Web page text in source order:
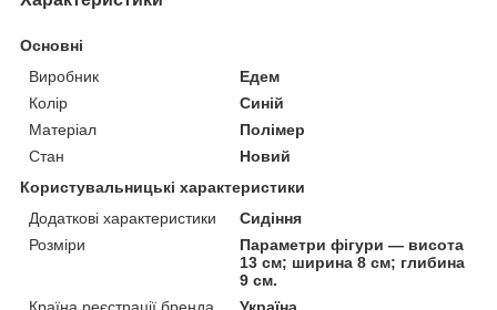
Основні
Виробник
Едем
Колір
Синій
Матеріал
Полімер
Стан
Новий
Користувальницькі характеристики
Додаткові характеристики
Сидіння
Розміри
Параметри фігури — висота
13 см; ширина 8 см; глибина
9 см.
Країна реєстрації бренда
Україна